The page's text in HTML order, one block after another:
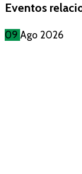
Eventos
09 Ago 2026